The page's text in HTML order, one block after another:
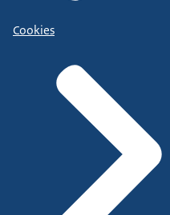
Cookies